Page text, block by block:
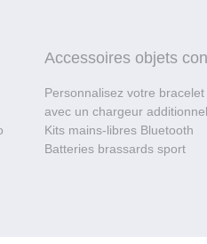
Accessoires objets
Personnalisez votre
avec un chargeur
Kits mains-libres Bluetooth
Batteries brassards sport